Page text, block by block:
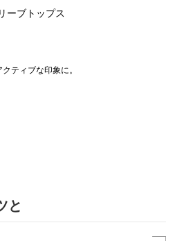
ーブトップス
ティブな印象に。
と